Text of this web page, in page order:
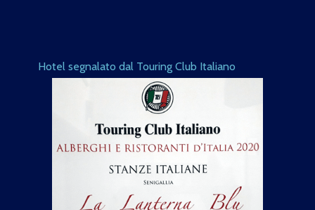
Hotel segnalato dal Touring Club Italiano